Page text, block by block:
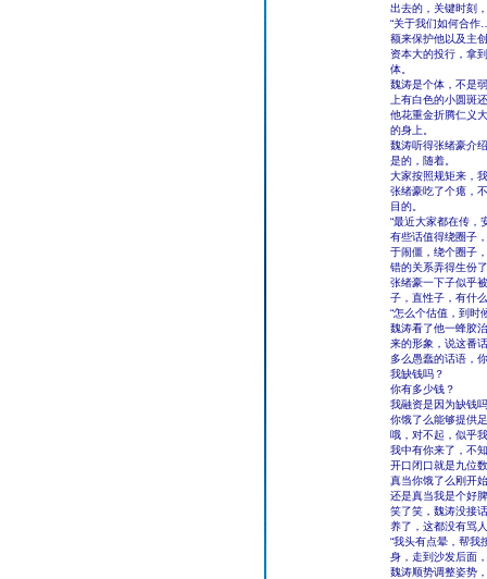
出去的，关键时刻
“关于我们如何合
额来保护他以及主
资本大的投行，拿
体。
魏涛是个体，不是
上有白色的小圆斑
他花重金折腾仁义
的身上。
魏涛听得张绪豪介
是的，随着。
大家按照规矩来，
张绪豪吃了个瘪，
目的。
“最近大家都在传
有些话值得绕圈子
于闹僵，绕个圈子
错的关系弄得生份
张绪豪一下子似乎
子，直性子，有什
“怎么个估值，到时
魏涛看了他一蜂胶
来的形象，说这番
多么愚蠢的话语，
我缺钱吗？
你有多少钱？
我融资是因为缺钱
你饿了么能够提供
哦，对不起，似乎
我中有你来了，不
开口闭口就是九位
真当你饿了么刚开
还是真当我是个好
笑了笑，魏涛没接
养了，这都没有骂
“我头有点晕，帮我
身，走到沙发后面
魏涛顺势调整姿势